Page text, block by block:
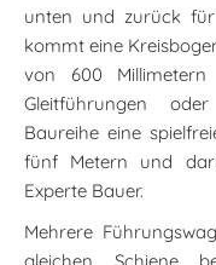
unten und zurück für
kommt eine
von 600
Gleitführungen
Baureihe eine
fünf Metern und
Experte Bauer.
Mehrere
gleichen Schiene